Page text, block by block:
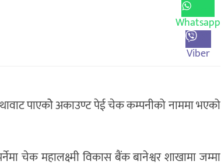
Whatsapp
Viber
पाएकोे अकाउण्ट पेई चेक कम्पनीको नाममा भएको
चेक महालक्ष्मी विकास बैंक बानेश्वर शाखामा जम्मा